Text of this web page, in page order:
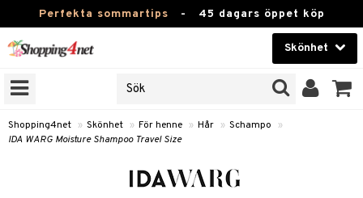
Perfekta sommartips - 45 dagars öppet köp
Skönhet
Skönhet
Kontaktlinser
Shopping4net » Skönhet » För henne » Hår » Schampo
»
IDA WARG Moisture Shampoo Travel Size